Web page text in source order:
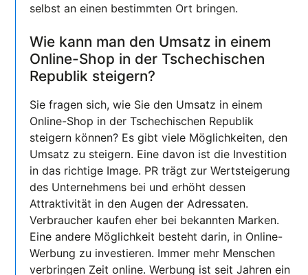
selbst an einen bestimmten Ort bringen.
Wie kann man den Umsatz in einem
Online-Shop in der Tschechischen
Republik steigern?
Sie fragen sich, wie Sie den Umsatz in einem
Online-Shop in der Tschechischen Republik
steigern können? Es gibt viele Möglichkeiten, den
Umsatz zu steigern. Eine davon ist die Investition
in das richtige Image. PR trägt zur Wertsteigerung
des Unternehmens bei und erhöht dessen
Attraktivität in den Augen der Adressaten.
Verbraucher kaufen eher bei bekannten Marken.
Eine andere Möglichkeit besteht darin, in Online-
Werbung zu investieren. Immer mehr Menschen
verbringen Zeit online. Werbung ist seit Jahren ein